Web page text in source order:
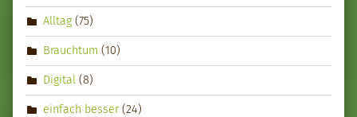
Alltag (75)
Brauchtum (10)
Digital (8)
einfach besser(24)